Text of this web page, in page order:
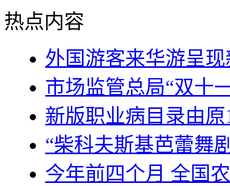
热点内容
外国游客来华游呈
市场监管总局“双十
新版职业病目录由原
“柴科夫斯基芭蕾舞
今年前四个月 全国